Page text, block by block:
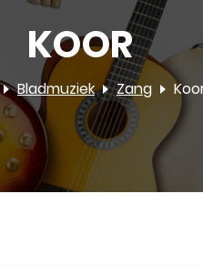
KOOR
Bladmuziek Zang